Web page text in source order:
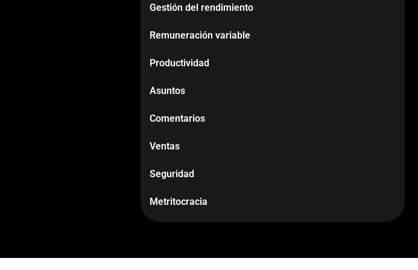
Gestión del rendimiento
Remuneración variable
Productividad
Asuntos
Comentarios
Ventas
Seguridad
Metritocracia